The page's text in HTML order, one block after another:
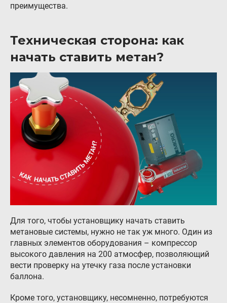
преимущества.
Техническая сторона: как
начать ставить метан?
Для того, чтобы установщику начать ставить
метановые системы, нужно не так уж много. Один из
главных элементов оборудования – компрессор
высокого давления на 200 атмосфер, позволяющий
вести проверку на утечку газа после установки
баллона.
Кроме того, установщику, несомненно, потребуются